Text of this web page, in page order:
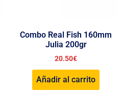
Combo Real Fish 160mm
Julia 200gr
20.50€
Añadir al carrito